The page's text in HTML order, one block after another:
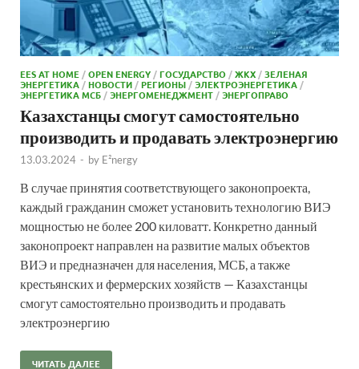
EES AT HOME/OPEN ENERGY/ГОСУДАРСТВО /ЖКХ/ЗЕЛЕНАЯ
ЭНЕРГЕТИКА/НОВОСТИ/РЕГИОНЫ/ЭЛЕКТРОЭНЕРГЕТИКА/
ЭНЕРГЕТИКА МСБ/ЭНЕРГОМЕНЕДЖМЕНТ/ЭНЕРГОПРАВО
Казахстанцы смогут самостоятельно
производить и продавать электроэнергию
13.03.2024 - by E²nergy
В случае принятия соответствующего законопроекта,
каждый гражданин сможет установить технологию ВИЭ
мощностью не более 200 киловатт. Конкретно данный
законопроект направлен на развитие малых объектов
ВИЭ и предназначен для населения, МСБ, а также
крестьянских и фермерских хозяйств — Казахстанцы
смогут самостоятельно производить и продавать
электроэнергию
ЧИТАТЬ ДАЛЕЕ